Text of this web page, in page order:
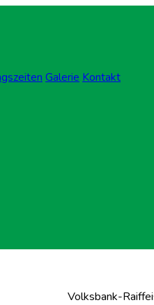
Galerie Kontakt
Volksbank-